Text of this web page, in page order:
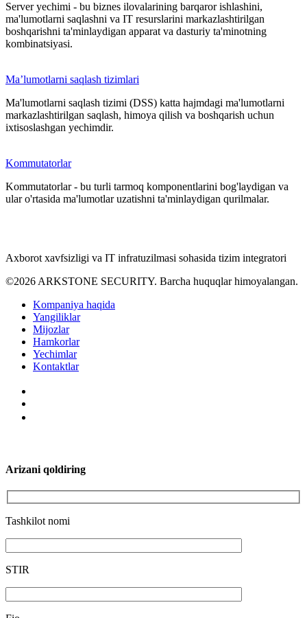
Server yechimi - bu biznes ilovalarining barqaror ishlashini,
ma'lumotlarni saqlashni va IT resurslarini markazlashtirilgan
boshqarishni ta'minlaydigan apparat va dasturiy ta'minotning
kombinatsiyasi.
Ma’lumotlarni saqlash tizimlari
Ma'lumotlarni saqlash tizimi (DSS) katta hajmdagi ma'lumotlarni
markazlashtirilgan saqlash, himoya qilish va boshqarish uchun
ixtisoslashgan yechimdir.
Kommutatorlar
Kommutatorlar - bu turli tarmoq komponentlarini bog'laydigan va
ular o'rtasida ma'lumotlar uzatishni ta'minlaydigan qurilmalar.
Axborot xavfsizligi va IT infratuzilmasi sohasida tizim integratori
©2026 ARKSTONE SECURITY. Barcha huquqlar himoyalangan.
Kompaniya haqida
Yangiliklar
Mijozlar
Hamkorlar
Yechimlar
Kontaktlar
Arizani qoldiring
Tashkilot nomi
STIR